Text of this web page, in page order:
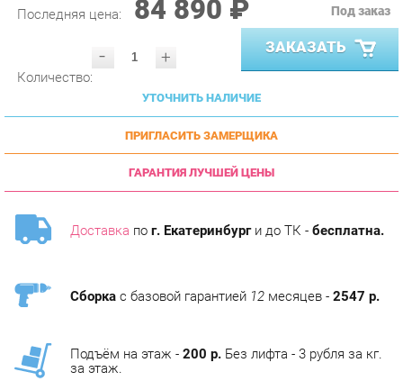
- +
ЗАКАЗАТЬ
УТОЧНИТЬ НАЛИЧИЕ
ПРИГЛАСИТЬ ЗАМЕРЩИКА
ГАРАНТИЯ ЛУЧШЕЙ ЦЕНЫ
Доставкапог. Екатеринбурги до ТК -бесплатна.
АНАЛОГИ